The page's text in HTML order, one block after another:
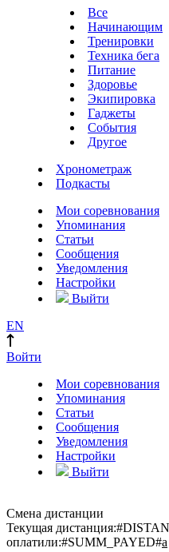
Все
Начинающим
Тренировки
Техника бега
Питание
Здоровье
Экипировка
Гаджеты
События
Другое
Хронометраж
Подкасты
Мои соревнования
Упоминания
Статьи
Сообщения
Уведомления
Настройки
Выйти
EN
Войти
Мои соревнования
Упоминания
Статьи
Сообщения
Уведомления
Настройки
Выйти
Смена дистанции
Текущая дистанция:
оплатили:#SUMM_PAYED#a